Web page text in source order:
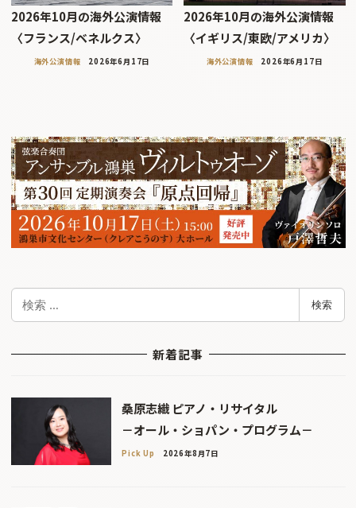
2026年10月の海外公演情報
〈フランス/ベネルクス〉
海外公演情報 2026年6月17日
2026年10月の海外公演情報
〈イギリス/東欧/アメリカ〉
海外公演情報 2026年6月17日
検索
新着記事
桑原志織 ピアノ・リサイタル
－オール・ショパン・プログラム－
Pick Up 2026年8月7日